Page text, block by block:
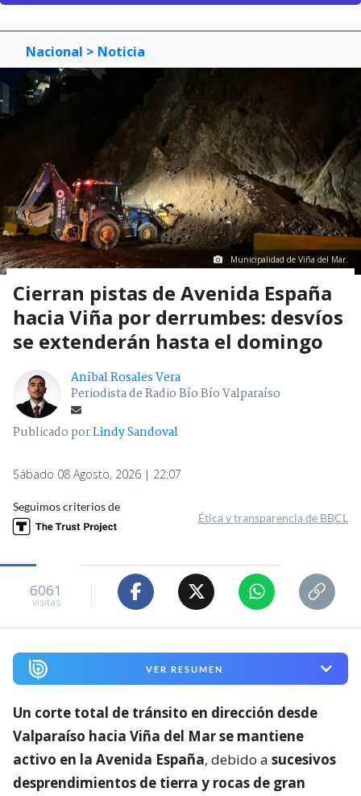
Nacional > Noticia
Municipalidad de Viña del Mar.
Cierran pistas de Avenida España
hacia Viña por derrumbes: desvíos
se extenderán hasta el domingo
Aníbal Rosales Vera
Periodista de Radio Bío Bío Valparaíso
Publicado porLindy Sandoval
Sábado 08 Agosto, 2026 | 22:07
Seguimos criterios de
Ética y transparencia de BBCL
6061
visitas
VER RESUMEN
Un corte total de tránsito en dirección desde
Valparaíso hacia Viña del Mar se mantiene
activo en la Avenida España, debido a sucesivos
desprendimientos de tierra y rocas de gran